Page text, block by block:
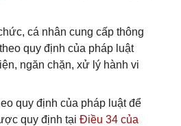
cá nhân cung cấp thông
quy định của pháp luật
ngăn chặn, xử lý hành vi
quy định của pháp luật để
quy định tại Điều 34 của